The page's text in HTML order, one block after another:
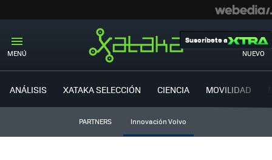
MENÚ NUEVO
Suscríbete a
ANÁLISIS XATAKA SELECCIÓN CIENCIA MOVILIDAD
PARTNERS Innovación Volvo